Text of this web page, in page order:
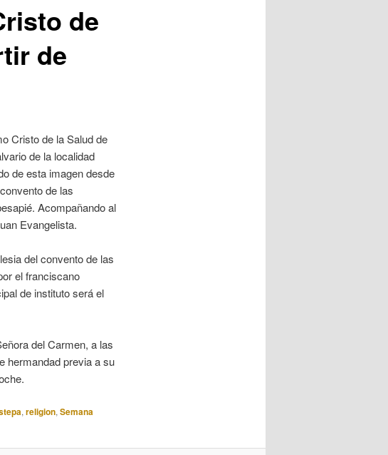
de
de
Cristo de la Salud de
de la localidad
de esta imagen desde
de las
Acompañando al
Evangelista.
del convento de las
el franciscano
de instituto será el
del Carmen, a las
hermandad previa a su
, religion, Semana